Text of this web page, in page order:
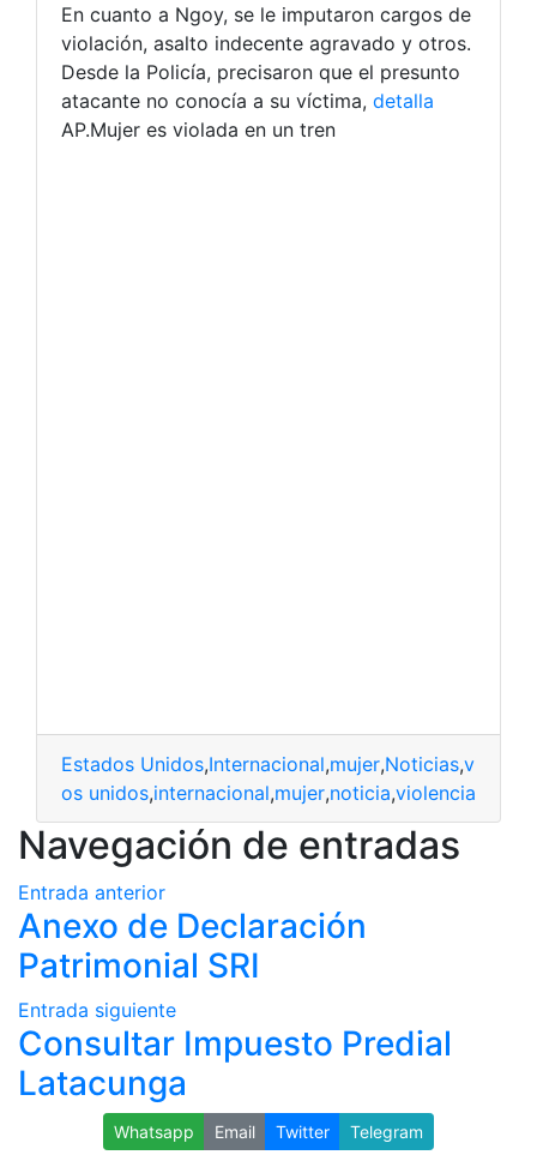
En cuanto a Ngoy, se le imputaron cargos de
violación, asalto indecente agravado y otros.
Desde la Policía, precisaron que el presunto
atacante no conocía a su víctima, detalla
AP.Mujer es violada en un tren
Estados Unidos,Internacional,mujer,Noticias,
estados unidos,internacional,mujer,noticia,violencia
Navegación de entradas
Entrada anterior
Anexo de Declaración
Patrimonial SRI
Entrada siguiente
Consultar Impuesto Predial
Latacunga
Whatsapp Email Twitter Telegram